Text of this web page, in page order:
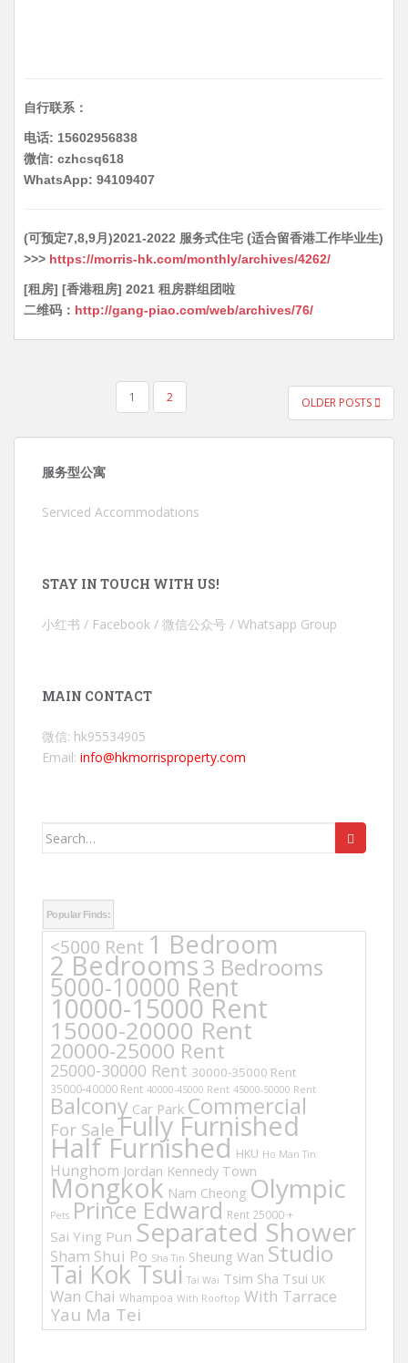
自行联系：
电话: 15602956838
微信: czhcsq618
WhatsApp: 94109407
(可预定7,8,9月)2021-2022 服务式住宅 (适合留香港工作毕业生)
>>> https://morris-hk.com/monthly/archives/4262/
[租房] [香港租房] 2021 租房群组团啦
二维码： http://gang-piao.com/web/archives/76/
1 2 OLDER POSTS
服务型公寓
Serviced Accommodations
STAY IN TOUCH WITH US!
小红书 / Facebook / 微信公众号 / Whatsapp Group
MAIN CONTACT
微信: hk95534905
Email: info@hkmorrisproperty.com
Search
Popular Finds:
<5000 Rent 1 Bedroom
2 Bedrooms3 Bedrooms
5000-10000 Rent
10000-15000 Rent
15000-20000 Rent
20000-25000 Rent
25000-30000 Rent 30000-35000 Rent
35000-40000 Rent 40000-45000 Rent 45000-50000 Rent
Balcony Car Park Commercial
For Sale Fully Furnished
Half Furnished HKU Ho Man Tin
Hunghom Jordan Kennedy Town
Mongkok Nam Cheong Olympic
Pets Prince Edward Rent 25000 +
Sai Ying Pun Separated Shower
Sham Shui Po Sha Tin Sheung Wan Studio
Tai Kok Tsui Tai Wai Tsim Sha Tsui UK
Wan Chai Whampoa With Rooftop With Tarrace
Yau Ma Tei